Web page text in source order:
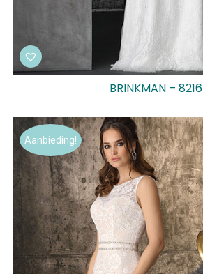
BRINKMAN – 8216
Aanbieding!